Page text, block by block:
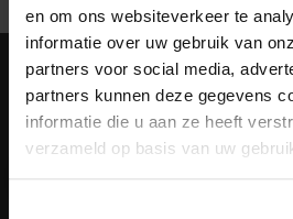
en om ons websiteverkeer te
informatie over uw gebruik van
partners voor social media,
partners kunnen deze gegevens
informatie die u aan ze heeft
verzameld op basis van uw
Meld je aan voor onze
scherpe acties
Blijf op de hoogte van onze actuele